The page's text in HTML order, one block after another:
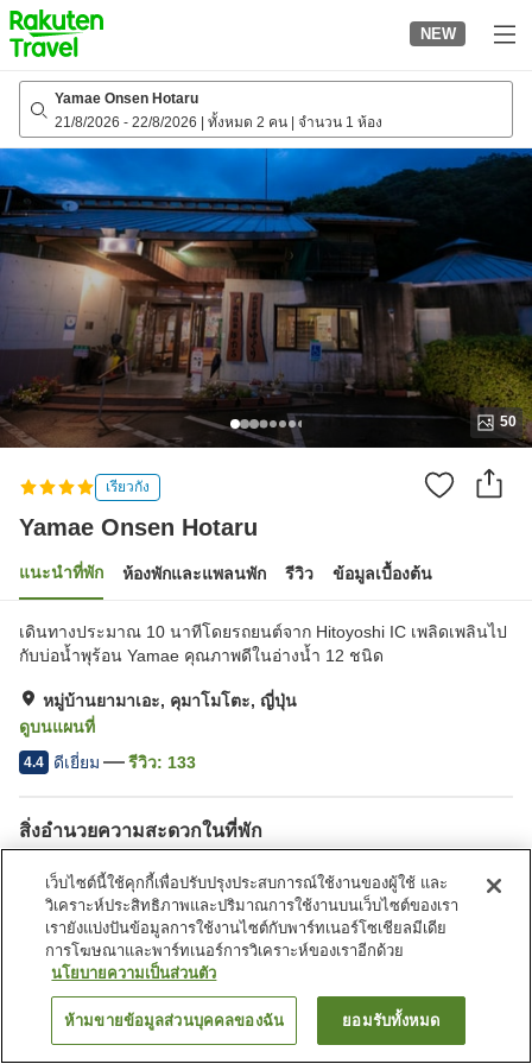
to
top
page
NEW
Yamae Onsen Hotaru
21/8/2026 - 22/8/2026 ทั้งหมด 2 คน จำนวน 1 ห้อง
50
เรียวกัง
Yamae Onsen Hotaru
แนะนำที่พัก ห้องพักและแพลนพัก รีวิว ข้อมูลเบื้องต้น
เดินทางประมาณ 10 นาทีโดยรถยนต์จาก Hitoyoshi IC เพลิดเพลินไป
กับบ่อน้ำพุร้อน Yamae คุณภาพดีในอ่างน้ำ 12 ชนิด
หมู่บ้านยามาเอะ, คุมาโมโตะ, ญี่ปุ่น
ดูบนแผนที่
4.4 ดีเยี่ยม รีวิว: 133
สิ่งอำนวยความสะดวกในที่พัก
สปา/บิวตี้ซาลอน
ร้านอาหาร
หน้าแรก ญี่ปุ่น คุมาโมโตะ
หมู่บ้านยามาเอะ
Yamae Onsen Hotaru
ค้นหาห้องพัก
เว็บไซต์นี้ใช้คุกกี้เพื่อปรับปรุงประสบการณ์ใช้งานของผู้ใช้ และ
วิเคราะห์ประสิทธิภาพและปริมาณการใช้งานบนเว็บไซต์ของเรา
เรายังแบ่งปันข้อมูลการใช้งานไซต์กับพาร์ทเนอร์โซเชียลมีเดีย
การโฆษณาและพาร์ทเนอร์การวิเคราะห์ของเราอีกด้วย
นโยบายความเป็นส่วนตัว
ห้ามขายข้อมูลส่วนบุคคลของฉัน ยอมรับทั้งหมด